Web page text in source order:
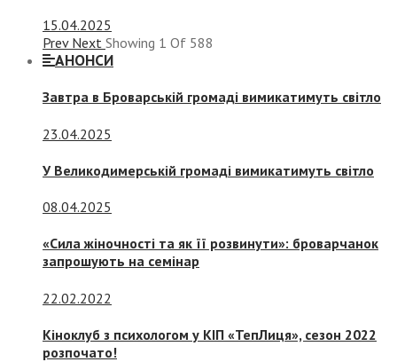
15.04.2025
Prev Next Showing 1 Of 588
АНОНСИ
Завтра в Броварській громаді вимикатимуть світло
23.04.2025
У Великодимерській громаді вимикатимуть світло
08.04.2025
«Сила жіночності та як її розвинути»: броварчанок
запрошують на семінар
22.02.2022
Кіноклуб з психологом у КІП «ТепЛиця», сезон 2022
розпочато!